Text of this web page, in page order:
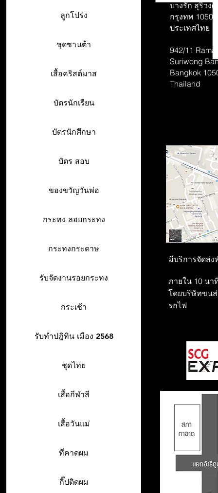
ลูกโปร่ง
ชุดซานต้า
เสื้อคริสต์มาส
บัตรนักเรียน
บัตรนักศึกษา
บัตร สอบ
ของขวัญวันพ่อ
กระทง ลอยกระทง
กระทงกระดาษ
รับจัดงานรอยกระทง
กระเช้า
รับทำปฎิทิน เมือง 2568
ชุดไทย
เสื้อกีฬาสี
เสื้อวันแม่
ที่คาดผม
กิ๊ปติดผม
บางรัก สุริวงศ์
กรุงทพ 10500
ประเทศไทย
942/11 Rama
Suriwong
Bangkok
Thailand
มีบริการจัดส่ง
ภายใน 10 นา
โดยบริษัทขน
รถไฟ